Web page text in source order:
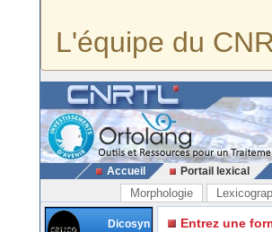
L'équipe du
Accueil Portail lexical
Morphologie
Dicosyn
Entrez une